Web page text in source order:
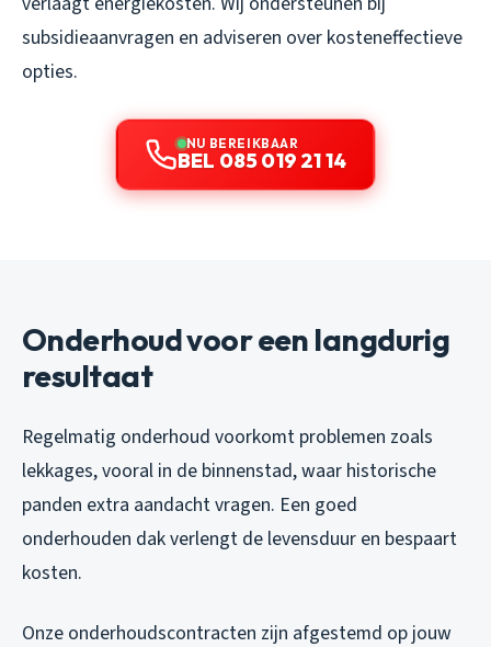
subsidieaanvragen en adviseren over kosteneffectieve
opties.
NU BEREIKBAAR
BEL 085 019 21 14
Onderhoud voor een langdurig
resultaat
Regelmatig onderhoud voorkomt problemen zoals
lekkages, vooral in de binnenstad, waar historische
panden extra aandacht vragen. Een goed
onderhouden dak verlengt de levensduur en bespaart
kosten.
Onze onderhoudscontracten zijn afgestemd op jouw